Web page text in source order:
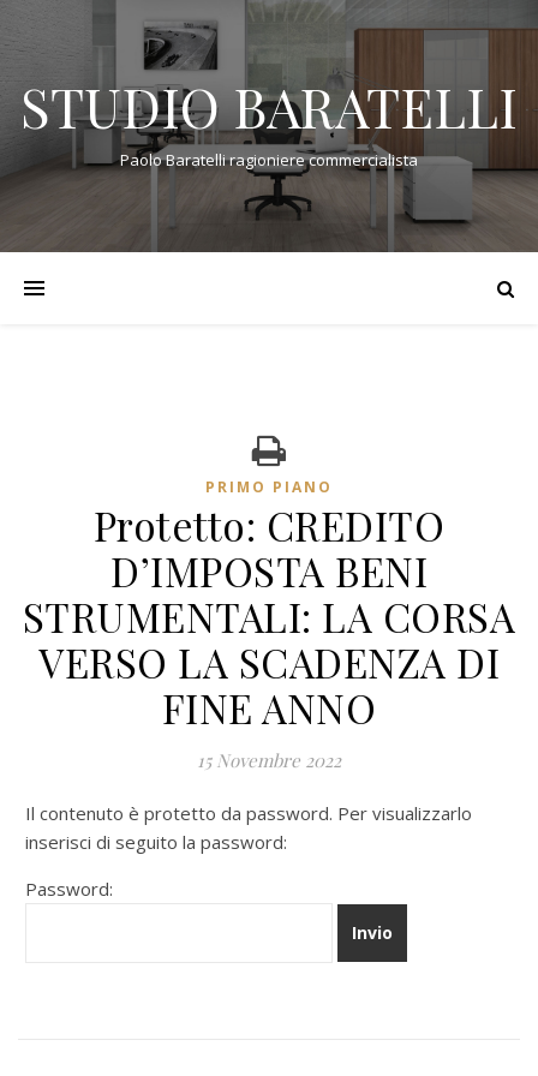
STUDIO BARATELLI
Paolo Baratelli ragioniere commercialista
PRIMO PIANO
Protetto: CREDITO
D’IMPOSTA BENI
STRUMENTALI: LA CORSA
VERSO LA SCADENZA DI
FINE ANNO
15 Novembre 2022
Il contenuto è protetto da password. Per visualizzarlo
inserisci di seguito la password:
Password: